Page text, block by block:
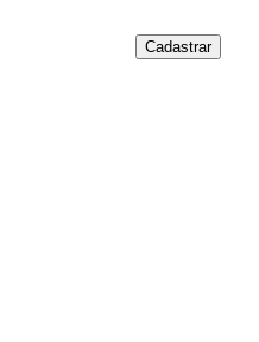
Cadastrar